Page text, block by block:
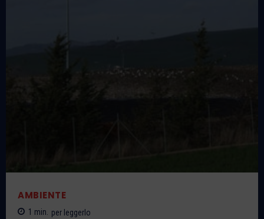
AMBIENTE
1 min. per leggerlo